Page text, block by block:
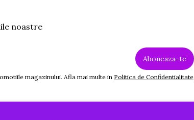
noastre
magazinului. Afla mai multe in Politica de Confidentialitate